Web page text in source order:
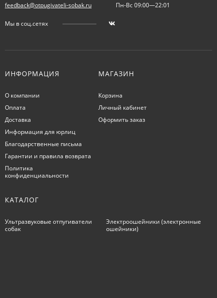
feedback@otpugivateli-sobak.ru Пн-Вс 09:00—22:01
Мы в соц.сетях
ИНФОРМАЦИЯ
О компании
Оплата
Доставка
Информация для юрлиц
Благодарственные письма
Гарантии и правила возврата
Политика
конфиденциальности
МАГАЗИН
Корзина
Личный кабинет
Оформить заказ
КАТАЛОГ
Ультразвуковые отпугиватели
собак
Электроошейники (электронные
ошейники)